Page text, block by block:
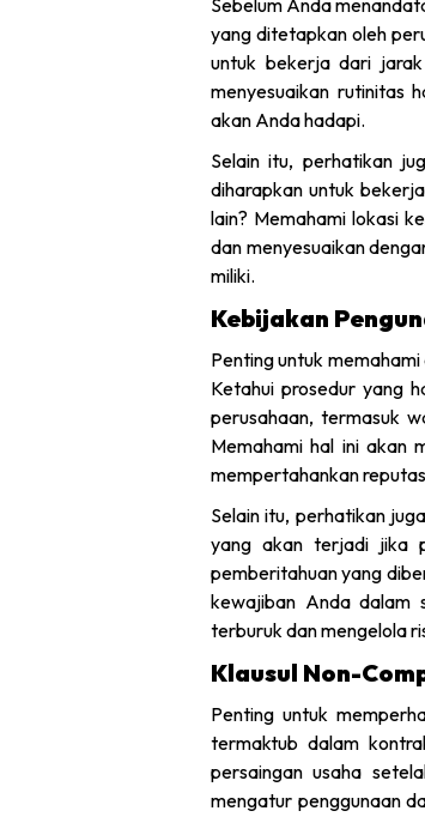
yang ditetapkan oleh
untuk bekerja dari
menyesuaikan rutinitas
akan Anda hadapi.
Selain itu, perhatikan
diharapkan untuk
lain? Memahami lokasi
dan menyesuaikan
miliki.
Kebijakan
Penting untuk
Ketahui prosedur yang
perusahaan, termasuk
Memahami hal ini akan
mempertahankan
Selain itu, perhatikan
yang akan terjadi jika
pemberitahuan yang
kewajiban Anda dalam
terburuk dan mengelola
Klausul Non-
Penting untuk
termaktub dalam
persaingan usaha
mengatur penggunaan